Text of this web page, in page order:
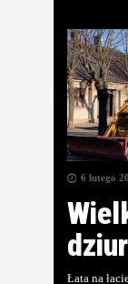
6 lutego
Łata na